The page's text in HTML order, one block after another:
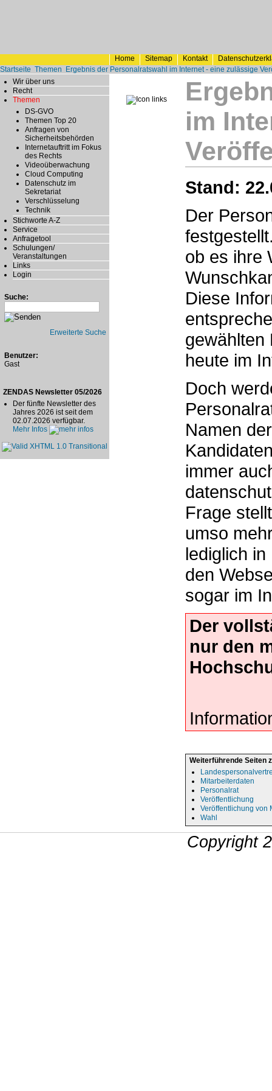
Home Sitemap Kontakt
Startseite Themen
Ergebnis der Personalratswahl im Internet - eine zulässige
Wir über uns
Recht
Themen
DS-GVO
Themen Top 20
Anfragen von
Sicherheitsbehörden
Internetauftritt im Fokus
des Rechts
Videoüberwachung
Cloud Computing
Datenschutz im
Sekretariat
Verschlüsselung
Technik
Stichworte A-Z
Service
Anfragetool
Schulungen/
Veranstaltungen
Links
Login
Suche:
Erweiterte Suche
Benutzer:
Gast
ZENDAS Newsletter 05/2026
Der fünfte Newsletter des
Jahres 2026 ist seit dem
02.07.2026 verfügbar.
Mehr Infos
im
Stand:
Der
ob es ihre
Diese
gewählten
heute im
Doch
Namen
immer
Frage
umso
lediglich
den
sogar im
Der
nur den
Weiterführende Seiten
Mitarbeiterdaten
Personalrat
Veröffentlichung
Veröffentlichung von
Wahl
Copyright